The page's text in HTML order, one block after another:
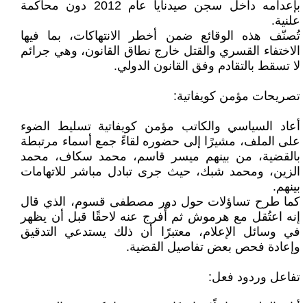
بإعدامه داخل سجن صيدنايا عام 2012 دون محاكمة
علنية.
تُصنّف هذه الوقائع ضمن أخطر الانتهاكات، بما فيها
الاختفاء القسري والقتل خارج نطاق القانون، وهي جرائم
لا تسقط بالتقادم وفق القانون الدولي.
تصريحات مؤمن كويفاتية:
أعاد السياسي والكاتب مؤمن كويفاتية تسليط الضوء
على الملف، مشيرًا إلى حضوره لقاءً جمع أسماء مرتبطة
بالقضية، من بينهم ميسر قاسم، محمد سكاف، محمد
الزين، ومحمد شبك، حيث جرى تبادل مباشر للاتهامات
بينهم.
كما طرح تساؤلات حول دور مصطفى قسوم، الذي قال
إنه اعتُقل مع هرموش ثم أُفرج عنه لاحقًا قبل أن يظهر
في وسائل الإعلام، معتبرًا أن ذلك يستدعي التدقيق
وإعادة فحص بعض تفاصيل القضية.
تفاعل وردود فعل: